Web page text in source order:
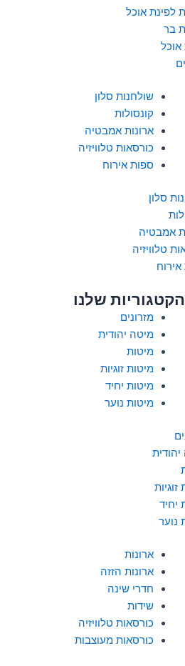
לפינת אוכל
בר
אוכל
שולחנות סלון
קונסולות
ארונות אמבטיה
כורסאות טלוויזיה
ספות אירוח
סלון
אמבטיה
טלוויזיה
הקטגוריות שלנו
מזרונים
מיטה יהודית
מיטות
מיטות זוגיות
מיטות יחיד
מיטות נוער
יחיד
נוער
ארונות
ארונות הזזה
חדרי שינה
שידות
כורסאות טלוויזיה
כורסאות מעוצבות